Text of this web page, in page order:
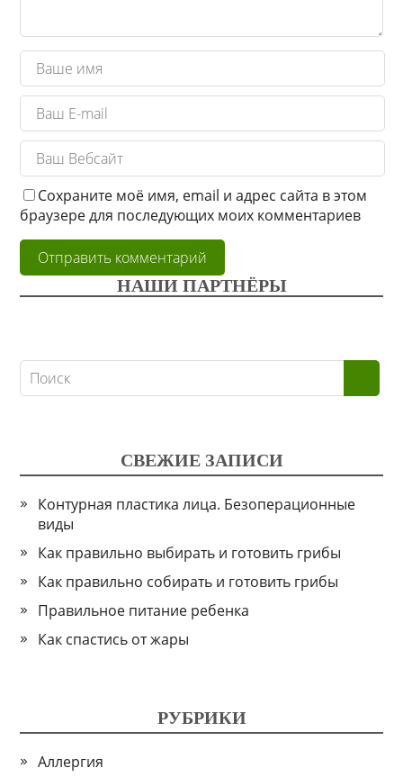
Сохраните моё имя, email и адрес сайта в этом
браузере для последующих моих комментариев
НАШИ ПАРТНЁРЫ
СВЕЖИЕ ЗАПИСИ
Контурная пластика лица. Безоперационные
виды
Как правильно выбирать и готовить грибы
Как правильно собирать и готовить грибы
Правильное питание ребенка
Как спастись от жары
РУБРИКИ
Аллергия